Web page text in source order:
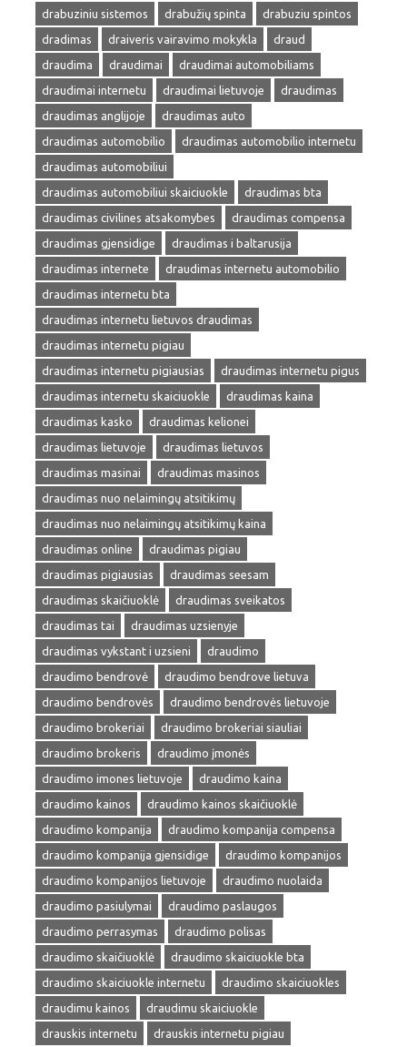
drabuziniu sistemos
drabužių spinta
drabuziu spintos
dradimas
draiveris vairavimo mokykla
draud
draudima
draudimai
draudimai automobiliams
draudimai internetu
draudimai lietuvoje
draudimas
draudimas anglijoje
draudimas auto
draudimas automobilio
draudimas automobilio internetu
draudimas automobiliui
draudimas automobiliui skaiciuokle
draudimas bta
draudimas civilines atsakomybes
draudimas compensa
draudimas gjensidige
draudimas i baltarusija
draudimas internete
draudimas internetu automobilio
draudimas internetu bta
draudimas internetu lietuvos draudimas
draudimas internetu pigiau
draudimas internetu pigiausias
draudimas internetu pigus
draudimas internetu skaiciuokle
draudimas kaina
draudimas kasko
draudimas kelionei
draudimas lietuvoje
draudimas lietuvos
draudimas masinai
draudimas masinos
draudimas nuo nelaimingų atsitikimų
draudimas nuo nelaimingų atsitikimų kaina
draudimas online
draudimas pigiau
draudimas pigiausias
draudimas seesam
draudimas skaičiuoklė
draudimas sveikatos
draudimas tai
draudimas uzsienyje
draudimas vykstant i uzsieni
draudimo
draudimo bendrovė
draudimo bendrove lietuva
draudimo bendrovės
draudimo bendrovės lietuvoje
draudimo brokeriai
draudimo brokeriai siauliai
draudimo brokeris
draudimo įmonės
draudimo imones lietuvoje
draudimo kaina
draudimo kainos
draudimo kainos skaičiuoklė
draudimo kompanija
draudimo kompanija compensa
draudimo kompanija gjensidige
draudimo kompanijos
draudimo kompanijos lietuvoje
draudimo nuolaida
draudimo pasiulymai
draudimo paslaugos
draudimo perrasymas
draudimo polisas
draudimo skaičiuoklė
draudimo skaiciuokle bta
draudimo skaiciuokle internetu
draudimo skaiciuokles
draudimu kainos
draudimu skaiciuokle
drauskis internetu
drauskis internetu pigiau